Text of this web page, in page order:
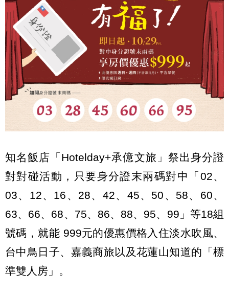
知名飯店「Hotelday+承億文旅」祭出身分證
對對碰活動，只要身分證末兩碼對中「02、
03、12、16、28、42、45、50、58、60、
63、66、68、75、86、88、95、99」等18組
號碼，就能 999元的優惠價格入住淡水吹風、
台中鳥日子、嘉義商旅以及花蓮山知道的「標
準雙人房」。